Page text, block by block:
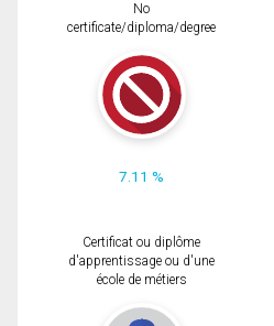
No
certificate/diploma/degree
7.11 %
Certificat ou diplôme
d'apprentissage ou d'une
école de métiers